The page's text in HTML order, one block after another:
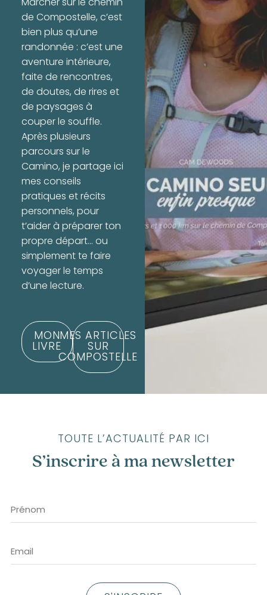
de Compostelle, c’est
bien plus qu’une
randonnée : c’est une
aventure intérieure,
faite de rencontres,
de doutes, de rires et
de paysages à
couper le souffle.
Après plusieurs
parcours sur le
Camino, je partage ici
mes conseils
pratiques et récits
personnels, pour
t’aider à préparer ton
propre départ… ou
simplement te faire
voyager le temps
d’une lecture.
MON
LIVRE
MES ARTICLES
SUR
COMPOSTELLE
TOUTE L’ACTUALITÉ PAR ICI
S’inscrire à ma newsletter